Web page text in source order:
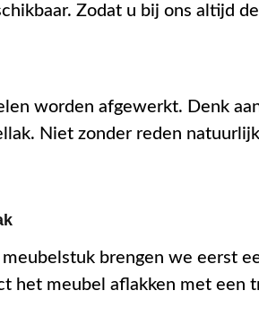
Zodat u bij ons altijd
worden afgewerkt. Denk
Niet zonder reden
brengen we eerst
het meubel aflakken met een